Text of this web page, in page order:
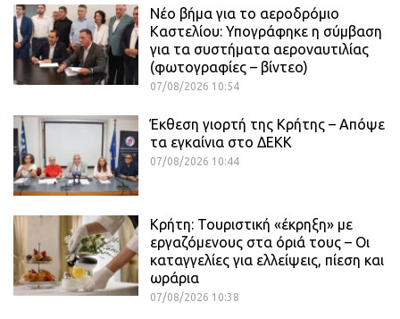
Νέο βήμα για το αεροδρόμιο
Καστελίου: Υπογράφηκε η σύμβαση
για τα συστήματα αεροναυτιλίας
(φωτογραφίες – βίντεο)
07/08/2026 10:54
Έκθεση γιορτή της Κρήτης – Απόψε
τα εγκαίνια στο ΔΕΚΚ
07/08/2026 10:44
Κρήτη: Τουριστική «έκρηξη» με
εργαζόμενους στα όριά τους – Οι
καταγγελίες για ελλείψεις, πίεση και
ωράρια
07/08/2026 10:38